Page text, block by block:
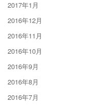
2017年1月
2016年12月
2016年11月
2016年10月
2016年9月
2016年8月
2016年7月